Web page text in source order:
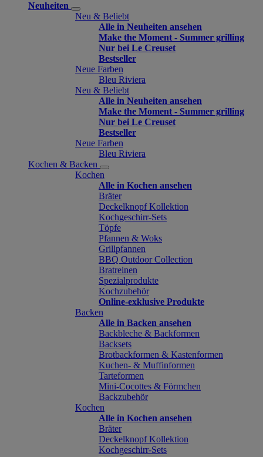
Neuheiten
Neu & Beliebt
Alle in Neuheiten ansehen
Make the Moment - Summer grilling
Nur bei Le Creuset
Bestseller
Neue Farben
Bleu Riviera
Neu & Beliebt
Alle in Neuheiten ansehen
Make the Moment - Summer grilling
Nur bei Le Creuset
Bestseller
Neue Farben
Bleu Riviera
Kochen & Backen
Kochen
Alle in Kochen ansehen
Bräter
Deckelknopf Kollektion
Kochgeschirr-Sets
Töpfe
Pfannen & Woks
Grillpfannen
BBQ Outdoor Collection
Bratreinen
Spezialprodukte
Kochzubehör
Online-exklusive Produkte
Backen
Alle in Backen ansehen
Backbleche & Backformen
Backsets
Brotbackformen & Kastenformen
Kuchen- & Muffinformen
Tarteformen
Mini-Cocottes & Förmchen
Backzubehör
Kochen
Alle in Kochen ansehen
Bräter
Deckelknopf Kollektion
Kochgeschirr-Sets